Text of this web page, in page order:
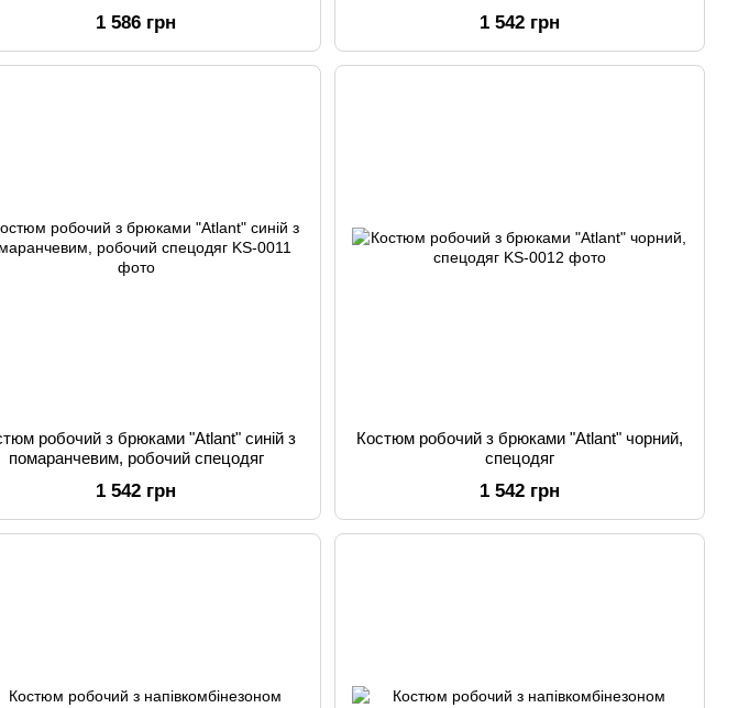
1 586 грн 1 542 грн
робочий з брюками "Atlant" синій з
помаранчевим, робочий спецодяг
1 542 грн
Костюм робочий з брюками "Atlant" чорний,
спецодяг
1 542 грн